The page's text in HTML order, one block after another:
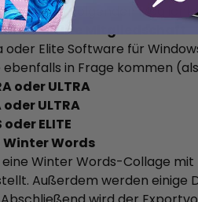
eine der folgenden
oder Elite Mitgliedschaft
Elite Software für
in Frage kommen
oder ULTRA
oder ULTRA
oder ELITE
Winter Words
Winter Words-Collage
Außerdem werden einige